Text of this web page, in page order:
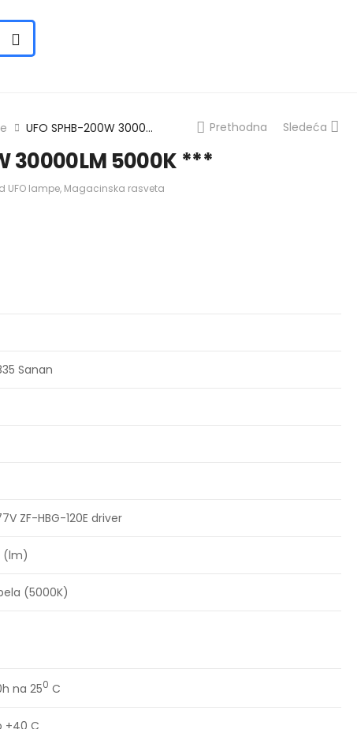
UFO SPHB-200W 30000LM 5000K *** Prethodna Sledeća
30000LM 5000K ***
UFO lampe, Magacinska rasveta
Sanan
ZF-HBG-120E driver
(lm)
(5000K)
na 250 C
+40 C